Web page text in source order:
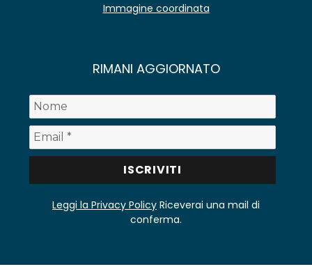
Immagine coordinata
RIMANI AGGIORNATO
Leggi la Privacy Policy Riceverai una mail di
conferma.